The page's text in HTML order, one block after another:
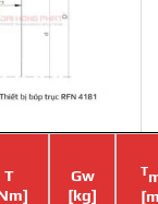
T
Gw
[kg]
T